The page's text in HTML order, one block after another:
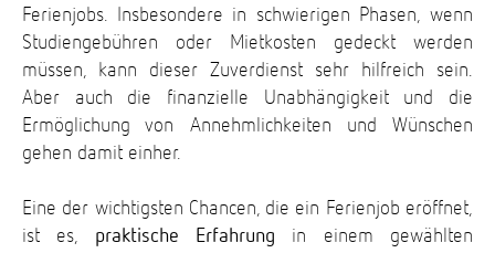
Ferienjobs. Insbesondere in schwierigen Phasen, wenn
Studiengebühren oder Mietkosten gedeckt werden
müssen, kann dieser Zuverdienst sehr hilfreich sein.
Aber auch die finanzielle Unabhängigkeit und die
Ermöglichung von Annehmlichkeiten und Wünschen
gehen damit einher.
Eine der wichtigsten Chancen, die ein Ferienjob eröffnet,
ist es, praktische Erfahrung in einem gewählten